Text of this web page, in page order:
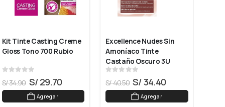
Kit Tinte Casting Creme
Gloss Tono 700 Rubio
S/34.90 S/29.70
Agregar
Excellence Nudes Sin
Amoníaco Tinte
Castaño Oscuro 3U
S/40.50 S/34.40
Agregar